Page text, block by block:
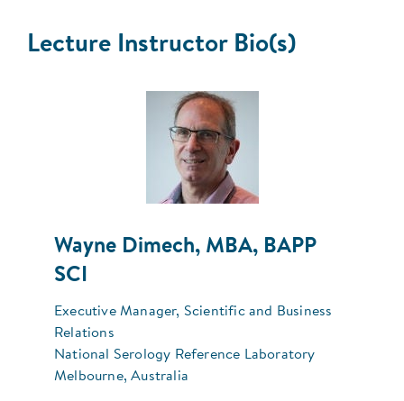
Lecture Instructor Bio(s)
Wayne Dimech, MBA, BAPP
SCI
Executive Manager, Scientific and Business
Relations
National Serology Reference Laboratory
Melbourne, Australia